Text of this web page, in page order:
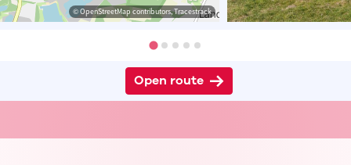
© OpenStreetMap contributors, Tracestrack
Open route